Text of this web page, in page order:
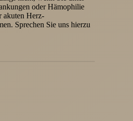
oder Hämophilie
akuten Herz-
Sprechen Sie uns hierzu